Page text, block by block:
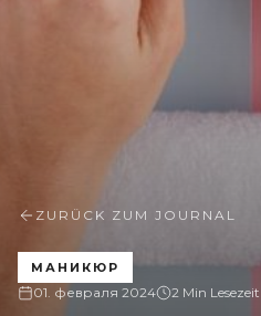
ZURÜCK ZUM JOURNAL
МАНИКЮР
01. февраля 2024 2 Min Lesezeit